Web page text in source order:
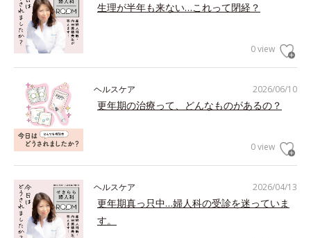
生理が半年も来ない…これって閉経？
0 view
2026/06/10
ヘルスケア
更年期の治療って、どんなものがあるの？
0 view
2026/04/13
ヘルスケア
更年期真っ只中…婦人科の受診を迷っていま
す。